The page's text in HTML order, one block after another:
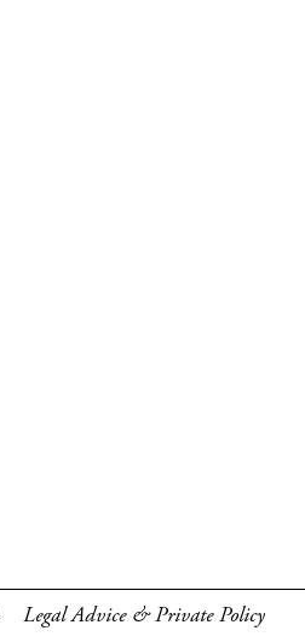
Legal Advice & Private Policy